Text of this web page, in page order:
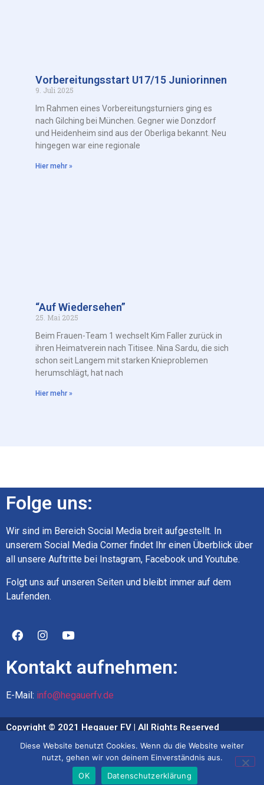
Vorbereitungsstart U17/15 Juniorinnen
9. Juli 2025
Im Rahmen eines Vorbereitungsturniers ging es
nach Gilching bei München. Gegner wie Donzdorf
und Heidenheim sind aus der Oberliga bekannt. Neu
hingegen war eine regionale
Hier mehr »
“Auf Wiedersehen”
25. Mai 2025
Beim Frauen-Team 1 wechselt Kim Faller zurück in
ihren Heimatverein nach Titisee. Nina Sardu, die sich
schon seit Langem mit starken Knieproblemen
herumschlägt, hat nach
Hier mehr »
Folge uns:
Wir sind im Bereich Social Media breit aufgestellt. In
unserem Social Media Corner findet Ihr einen Überblick über
all unsere Auftritte bei Instagram, Facebook und Youtube.
Folgt uns auf unseren Seiten und bleibt immer auf dem
Laufenden.
Kontakt aufnehmen:
E-Mail: info@hegauerfv.de
Copyright © 2021 Hegauer FV | All Rights Reserved
Impressum
Datenschutz
Diese Website benutzt Cookies. Wenn du die Website weiter
nutzt, gehen wir von deinem Einverständnis aus.
OK
Datenschutzerklärung